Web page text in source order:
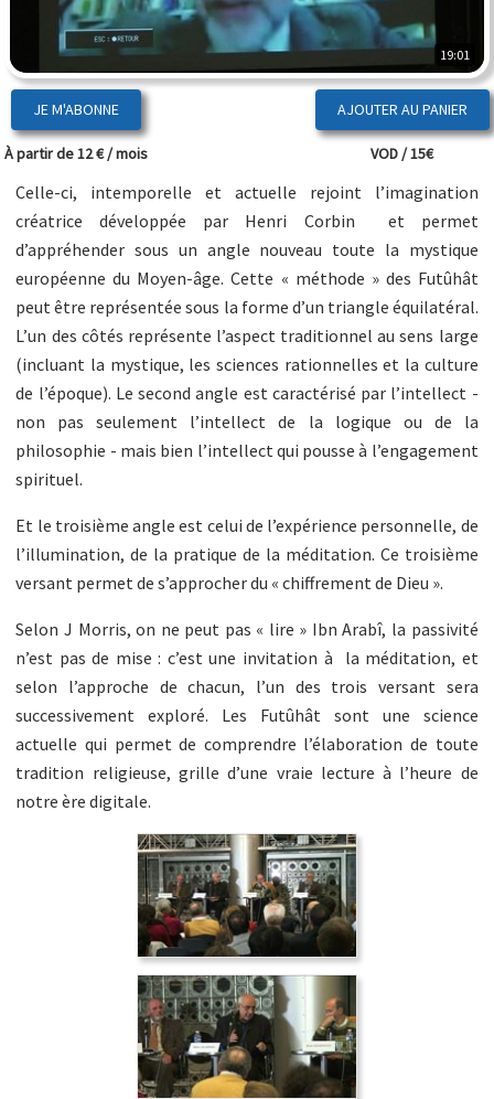
19:01
JE M'ABONNE
À partir de 12 € / mois VOD / 15€
Celle-ci, intemporelle et actuelle rejoint l’imagination
créatrice développée par Henri Corbin et permet
d’appréhender sous un angle nouveau toute la mystique
européenne du Moyen-âge. Cette « méthode » des Futûhât
peut être représentée sous la forme d’un triangle équilatéral.
L’un des côtés représente l’aspect traditionnel au sens large
(incluant la mystique, les sciences rationnelles et la culture
de l’époque). Le second angle est caractérisé par l’intellect -
non pas seulement l’intellect de la logique ou de la
philosophie - mais bien l’intellect qui pousse à l’engagement
spirituel.
Et le troisième angle est celui de l’expérience personnelle, de
l’illumination, de la pratique de la méditation. Ce troisième
versant permet de s’approcher du « chiffrement de Dieu ».
Selon J Morris, on ne peut pas « lire » Ibn Arabî, la passivité
n’est pas de mise : c’est une invitation à la méditation, et
selon l’approche de chacun, l’un des trois versant sera
successivement exploré. Les Futûhât sont une science
actuelle qui permet de comprendre l’élaboration de toute
tradition religieuse, grille d’une vraie lecture à l’heure de
notre ère digitale.